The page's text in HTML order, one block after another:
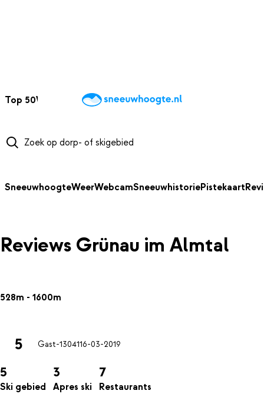
Top 50Webcams WintersportweerKaarten
SneeuwhoogteWeerWebcamSneeuwhistoriePistekaart
Reviews Grünau im Almtal
528m - 1600m
5 Gast-1304116-03-2019
5
Ski gebied
3
Apres ski
7
Restaurants